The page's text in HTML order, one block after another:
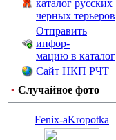
каталог русских
черных терьеров
Отправить
инфор-
мацию в каталог
Сайт НКП РЧТ
• Случайное фото
Fenix-aKropotka